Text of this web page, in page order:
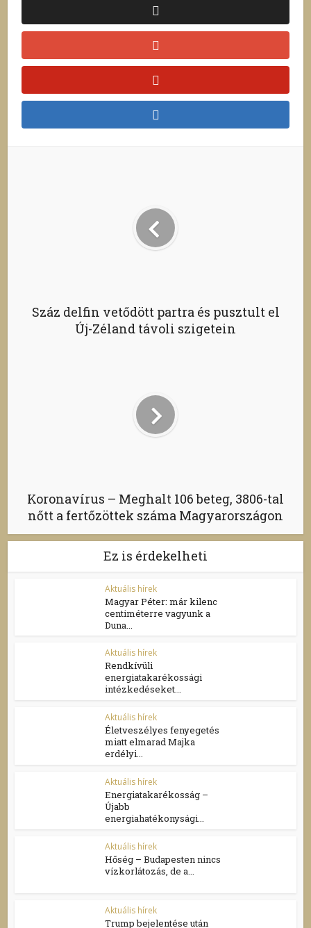
Száz delfin vetődött partra és pusztult el
Új-Zéland távoli szigetein
Koronavírus – Meghalt 106 beteg, 3806-tal
nőtt a fertőzöttek száma Magyarországon
Ez is érdekelheti
Aktuális hírek
Magyar Péter: már kilenc
centiméterre vagyunk a
Duna...
Aktuális hírek
Rendkívüli
energiatakarékossági
intézkedéseket...
Aktuális hírek
Életveszélyes fenyegetés
miatt elmarad Majka
erdélyi...
Aktuális hírek
Energiatakarékosság –
Újabb
energiahatékonysági...
Aktuális hírek
Hőség – Budapesten nincs
vízkorlátozás, de a...
Aktuális hírek
Trump bejelentése után